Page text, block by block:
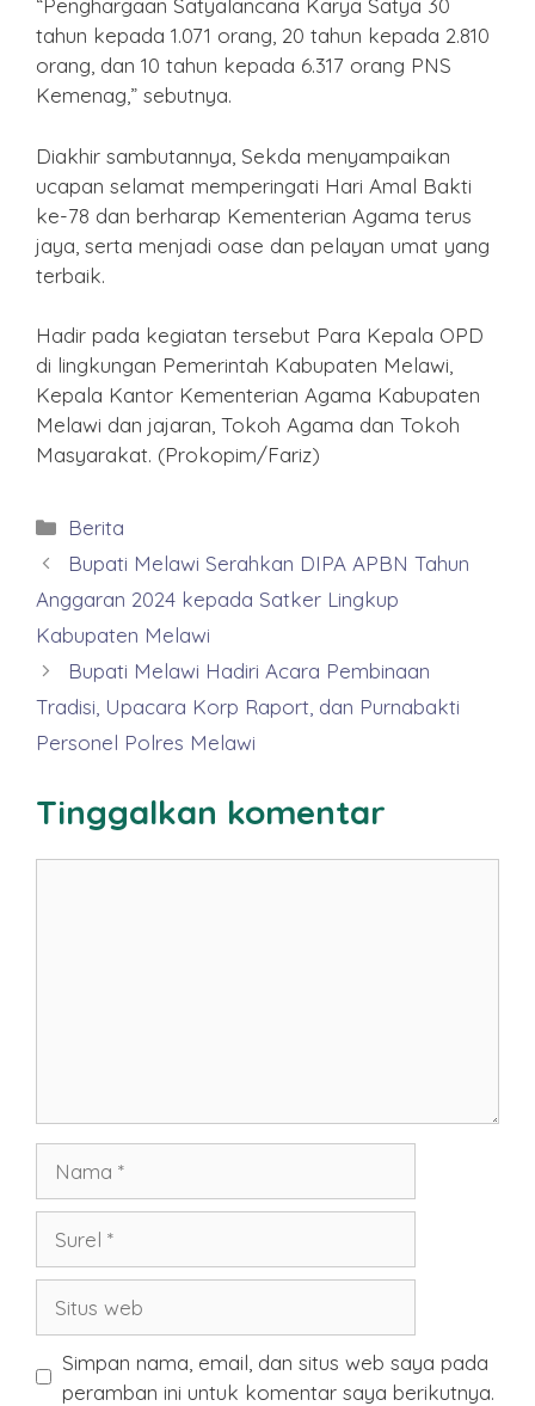
“Penghargaan Satyalancana Karya Satya 30
tahun kepada 1.071 orang, 20 tahun kepada 2.810
orang, dan 10 tahun kepada 6.317 orang PNS
Kemenag,” sebutnya.
Diakhir sambutannya, Sekda menyampaikan
ucapan selamat memperingati Hari Amal Bakti
ke-78 dan berharap Kementerian Agama terus
jaya, serta menjadi oase dan pelayan umat yang
terbaik.
Hadir pada kegiatan tersebut Para Kepala OPD
di lingkungan Pemerintah Kabupaten Melawi,
Kepala Kantor Kementerian Agama Kabupaten
Melawi dan jajaran, Tokoh Agama dan Tokoh
Masyarakat. (Prokopim/Fariz)
Kategori
Berita
Bupati Melawi Serahkan DIPA APBN Tahun
Anggaran 2024 kepada Satker Lingkup
Kabupaten Melawi
Bupati Melawi Hadiri Acara Pembinaan
Tradisi, Upacara Korp Raport, dan Purnabakti
Personel Polres Melawi
Tinggalkan komentar
web
Simpan nama, email, dan situs web saya pada
peramban ini untuk komentar saya berikutnya.